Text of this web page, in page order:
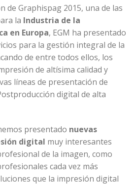
de Graphispag 2015, una de las
la Industria de la
en Europa, EGM ha presentado
para la gestión integral de la
de entre todos ellos, los
de altísima calidad y
líneas de presentación de
digital de alta
presentado nuevas
digital muy interesantes
de la imagen, como
cada vez más
que la impresión digital